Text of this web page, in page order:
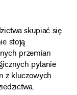
skupiać się
stoją
przemian
pytanie
z kluczowych